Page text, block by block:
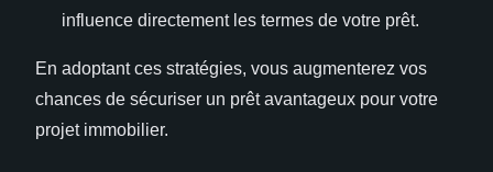
influence directement les termes de votre prêt.
En adoptant ces stratégies, vous augmenterez vos
chances de sécuriser un prêt avantageux pour votre
projet immobilier.